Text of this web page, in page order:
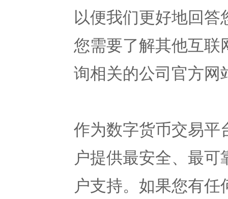
以便我们更好地回
您需要了解其他互
询相关的公司官方
作为数字货币交易
户提供最安全、最
户支持。如果您有任